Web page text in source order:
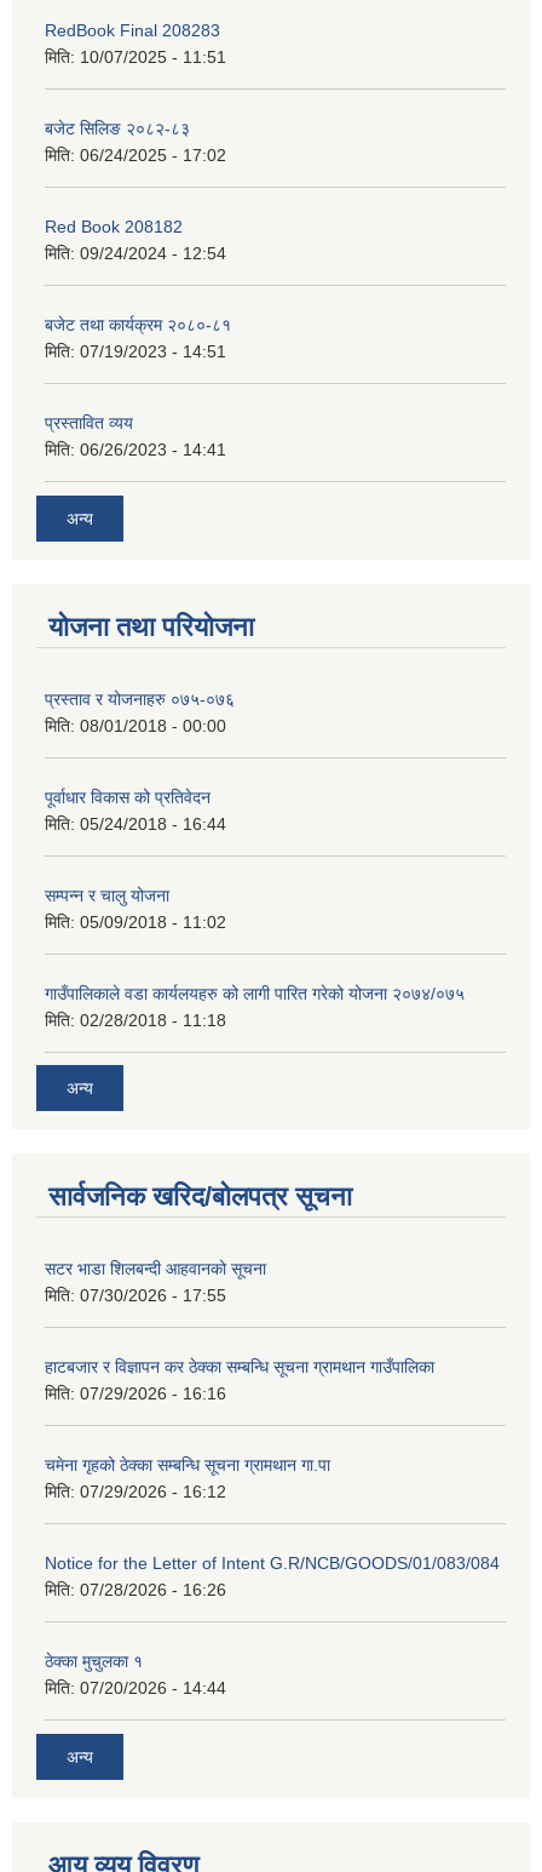
RedBook Final 208283
मिति: 10/07/2025 - 11:51
बजेट सिलिङ २०८२-८३
मिति: 06/24/2025 - 17:02
Red Book 208182
मिति: 09/24/2024 - 12:54
बजेट तथा कार्यक्रम २०८०-८१
मिति: 07/19/2023 - 14:51
प्रस्तावित व्यय
मिति: 06/26/2023 - 14:41
अन्य
योजना तथा परियोजना
प्रस्ताव र योजनाहरु ०७५-०७६
मिति: 08/01/2018 - 00:00
पूर्वाधार विकास को प्रतिवेदन
मिति: 05/24/2018 - 16:44
सम्पन्न र चालु योजना
मिति: 05/09/2018 - 11:02
गाउँपालिकाले वडा कार्यलयहरु को लागी पारित गरेको योजना २०७४/०७५
मिति: 02/28/2018 - 11:18
अन्य
सार्वजनिक खरिद/बोलपत्र सूचना
सटर भाडा शिलबन्दी आहवानको सूचना
मिति: 07/30/2026 - 17:55
हाटबजार र विज्ञापन कर ठेक्का सम्बन्धि सूचना ग्रामथान गाउँपालिका
मिति: 07/29/2026 - 16:16
चमेना गृहको ठेक्का सम्बन्धि सूचना ग्रामथान गा.पा
मिति: 07/29/2026 - 16:12
Notice for the Letter of Intent G.R/NCB/GOODS/01/083/084
मिति: 07/28/2026 - 16:26
ठेक्का मुचुलका १
मिति: 07/20/2026 - 14:44
अन्य
आय व्यय विवरण